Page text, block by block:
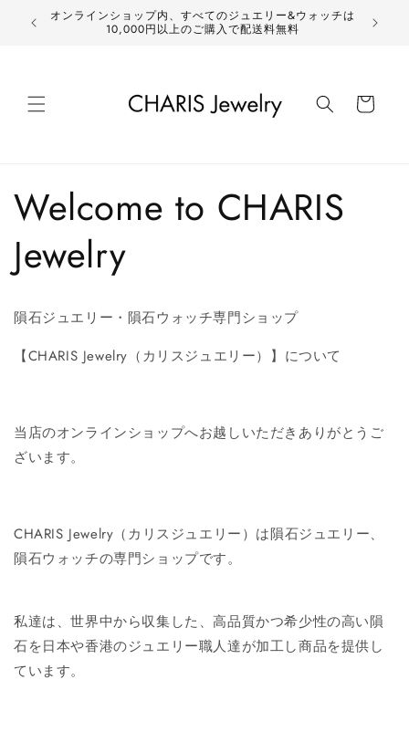
ンツにオンラインショップ内、すべてのジュエリー&ウォッチは
10,000円以上のご購入で配送料無料
ー
Welcome to CHARIS
Jewelry
隕石ジュエリー・隕石ウォッチ専門ショップ
【CHARIS Jewelry（カリスジュエリー）】について
当店のオンラインショップへお越しいただきありがとうご
ざいます。
CHARIS Jewelry（カリスジュエリー）は隕石ジュエリー、
隕石ウォッチの専門ショップです。
私達は、世界中から収集した、高品質かつ希少性の高い隕
石を日本や香港のジュエリー職人達が加工し商品を提供し
ています。